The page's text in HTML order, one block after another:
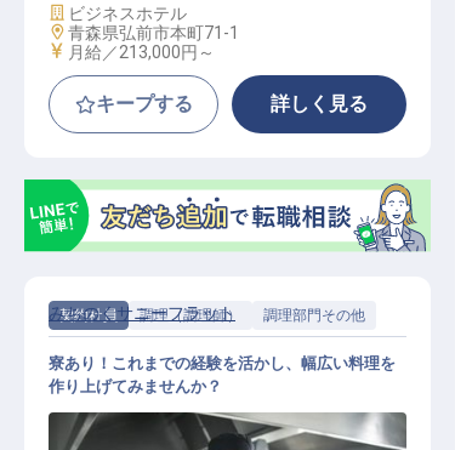
施設業態
ビジネスホテル
勤務地
青森県弘前市本町71-1
給与
月給／213,000円～
キープする 詳しく見る
契約社員 調理（調理師） 調理部門その他
みちのくサニーフラット
寮あり！これまでの経験を活かし、幅広い料理を
作り上げてみませんか？